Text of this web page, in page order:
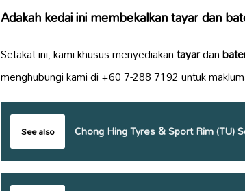
Adakah kedai ini membekalkantayar dan
Setakat ini, kami khusus menyediakantayardan
menghubungi kami di +60 7-288 7192 untuk
See also Chong Hing Tyres & Sport Rim (TU)